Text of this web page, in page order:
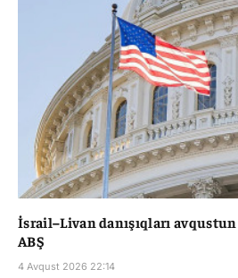
İsrail–Livan danışıqları
ABŞ
4 Avqust 2026 22:14